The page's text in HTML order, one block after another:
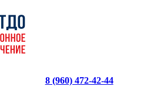
8 (960) 472-42-44